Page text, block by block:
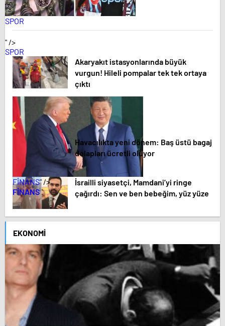
SPOR
" />
SPOR
Akaryakıt istasyonlarında büyük
vurgun! Hileli pompalar tek tek ortaya
çıktı
FİNANS" />
FİNANS
Havacılıkta yeni dönem: Baş üstü bagaj
dolapları ücretli oluyor
İsrailli siyasetçi, Mamdani’yi ringe
çağırdı: Sen ve ben bebeğim, yüz yüze
EKONOMI